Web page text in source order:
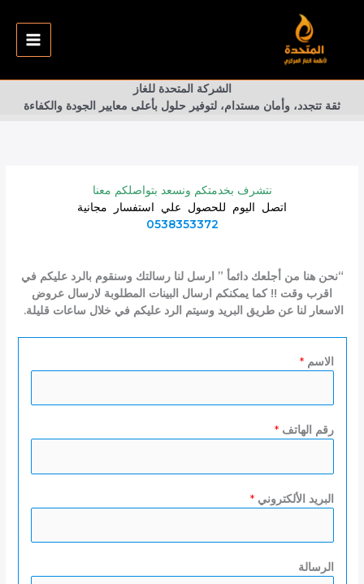
الشركة المتحدة للغاز
ثقة تتجدد، وأمان مستدام، لتوفير حلول بأعلى معايير الجودة والكفاءة
نتشرف بخدمتكم ونسعد بتواصلكم معنا
اتصل اليوم للحصول علي استفسار مجانية
0538353372
“نحن هنا من أجلعك دائمأ ” ارسل لنا رسالتك وسنقوم بالرد عليكم في
اقرب وقت !! كما يمكنكم ارسال البينات المطلوبة لارسال عروض
الاسعار لنا عن طريق البريد وسيتم الرد عليكم في خلال ساعات قليلة.
الاسم *
رقم الهاتف *
البريد الألكتروني *
الرسالة